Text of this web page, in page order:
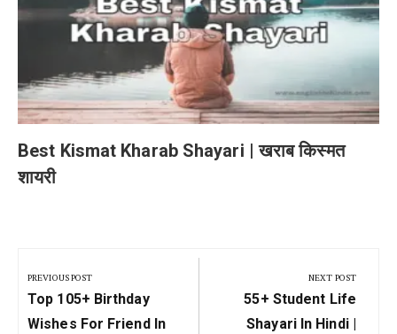
Best Kismat Kharab Shayari | खराब किस्मत
शायरी
navigation
PREVIOUS POST
Previous
Post:
Top 105+ Birthday
Wishes For Friend In
NEXT POST
Next
Post:
55+ Student Life
Shayari In Hindi |